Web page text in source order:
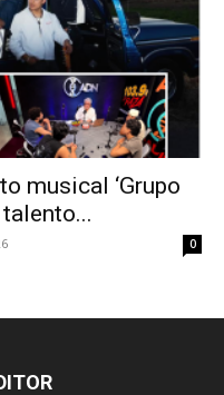
musical ‘Grupo
0